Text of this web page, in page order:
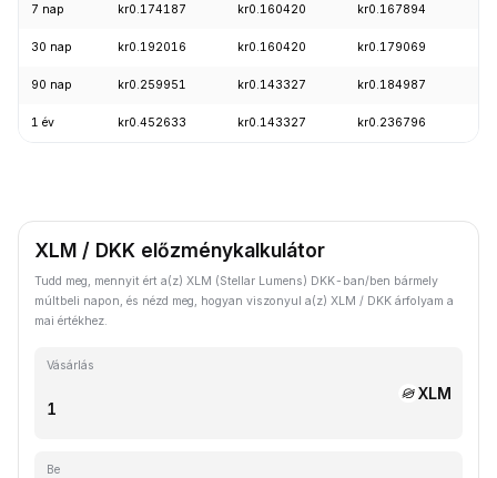
7 nap kr0.174187 kr0.160420 kr0.167894
30 nap kr0.192016 kr0.160420 kr0.179069
90 nap kr0.259951 kr0.143327 kr0.184987
1 év kr0.452633 kr0.143327 kr0.236796
XLM / DKK előzménykalkulátor
Tudd meg, mennyit ért a(z) XLM (Stellar Lumens) DKK-ban/ben bármely
múltbeli napon, és nézd meg, hogyan viszonyul a(z) XLM / DKK árfolyam a
mai értékhez.
Vásárlás
XLM
Be